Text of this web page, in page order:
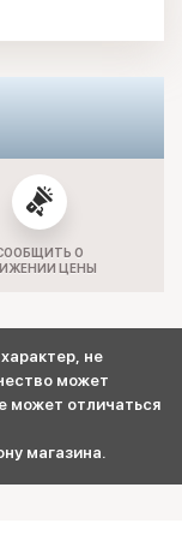
О
ЦЕНЫ
не
может
может отличаться
магазина.